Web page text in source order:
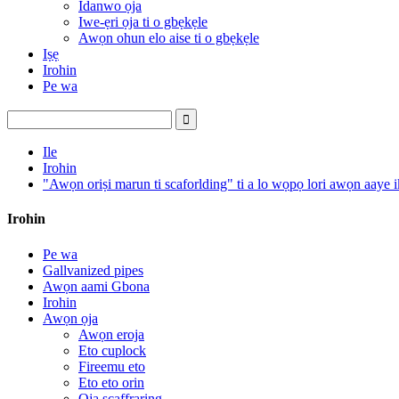
Idanwo ọja
Iwe-ẹri ọja ti o gbẹkẹle
Awọn ohun elo aise ti o gbẹkẹle
Iṣẹ
Irohin
Pe wa
Ile
Irohin
"Awọn oriṣi marun ti scaforlding" ti a lo wọpọ lori awọn aaye
Irohin
Pe wa
Gallvanized pipes
Awọn aami Gbona
Irohin
Awọn ọja
Awọn eroja
Eto cuplock
Fireemu eto
Eto eto orin